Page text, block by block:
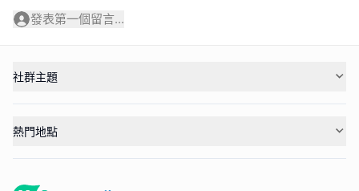
發表第一個留言...
社群主題
熱門地點